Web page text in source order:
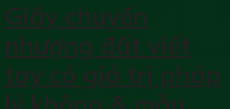
Giấy chuyển
nhượng đất viết
tay có giá trị pháp